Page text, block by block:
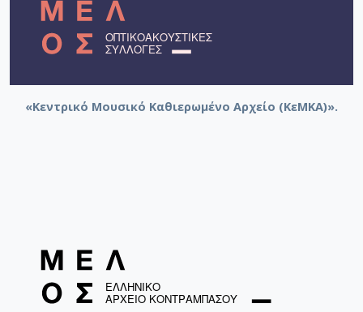
Που σε βρήκα που με βρήκες / Ρεπάνης, Αντώνης
[1965]
Μη μου φύγεις (Έχω παιδί στα σπλάχνα μου) /
Λύδια, Γιώτα [1956]
Δεν βρίσκω ανταπόκριση / Σιναΐδης, Θεόδωρος
[1964]
«Κεντρικό Μουσικό Καθιερωμένο Αρχείο (ΚεΜΚΑ)».